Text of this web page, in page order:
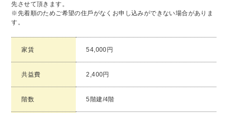
先させて頂きます。
※先着順のためご希望の住⼾がなくお申し込みができない場合がありま
す。
家賃 54,000円
共益費 2,400円
階数 5階建/4階